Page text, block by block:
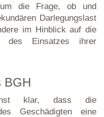
die Frage, ob und
Darlegungslast
im Hinblick auf die
des Einsatzes ihrer
BGH
klar, dass die
Geschädigten eine